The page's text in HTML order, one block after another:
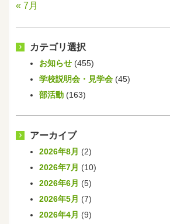
« 7月
カテゴリ選択
お知らせ (455)
学校説明会・見学会 (45)
部活動 (163)
アーカイブ
2026年8月 (2)
2026年7月 (10)
2026年6月 (5)
2026年5月 (7)
2026年4月 (9)